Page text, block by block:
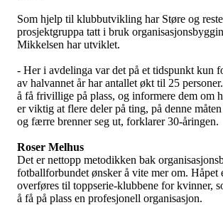
Som hjelp til klubbutvikling har Støre og
prosjektgruppa tatt i bruk
Mikkelsen har utviklet.
- Her i avdelinga var det på et tidspunkt kun
av halvannet år har antallet økt til 25
å få frivillige på plass, og informere dem om
er viktig at flere deler på ting, på denne
og færre brenner seg ut, forklarer 30-åringen.
Roser Melhus
Det er nettopp metodikken bak
fotballforbundet ønsker å vite mer om. Håpet
overføres til toppserie-klubbene for kvinner,
å få på plass en profesjonell organisasjon.